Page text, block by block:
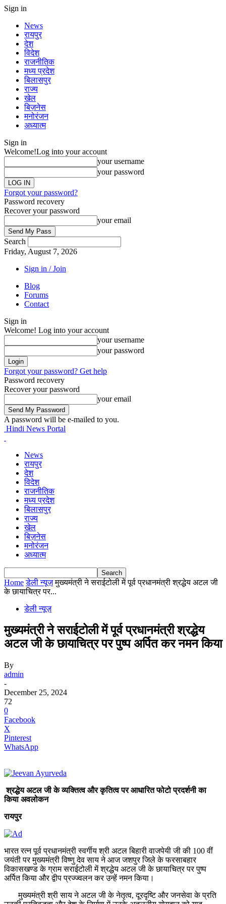
Sign in
News
रायपुर
देश
विदेश
राजनीतिक
मध्य प्रदेश
बिलासपुर
राज्य
खेल
बिज़नेस
मनोरंजन
अध्यात्म
Sign in
Welcome!Log into your account
your username
your password
Forgot your password?
Password recovery
Recover your password
your email
Search
Friday, August 7, 2026
Sign in / Join
Blog
Forums
Contact
Sign in
Welcome! Log into your account
your username
your password
Forgot your password? Get help
Password recovery
Recover your password
your email
A password will be e-mailed to you.
Hindi News Portal
News
रायपुर
देश
विदेश
राजनीतिक
मध्य प्रदेश
बिलासपुर
राज्य
खेल
बिज़नेस
मनोरंजन
अध्यात्म
Home डेली न्यूज़ मुख्यमंत्री ने सराईटोली में पूर्व प्रधानमंत्री श्रद्धेय अटल जी
के छायाचित्र पर...
डेली न्यूज़
मुख्यमंत्री ने सराईटोली में पूर्व प्रधानमंत्री श्रद्धेय
अटल जी के छायाचित्र पर पुष्प अर्पित कर नमन किया
By
admin
-
December 25, 2024
72
0
Facebook
X
Pinterest
WhatsApp
श्रद्धेय अटल जी के व्यक्तित्व और कृतित्व पर आधारित फोटो प्रदर्शनी का
किया अवलोकन
रायपुर
भारत रत्न पूर्व प्रधानमंत्री स्वर्गीय श्री अटल बिहारी वाजपेयी जी की 100 वीं
जयंती पर मुख्यमंत्री विष्णु देव साय ने आज जशपुर जिले के फरसाबहार
विकासखण्ड के ग्राम सराईटोली में श्रद्धेय अटल जी के छायाचित्र पर पुष्प
अर्पित किया और द्वीप प्रज्ज्वलन कर उन्हें नमन किया।
मुख्यमंत्री श्री साय ने अटल जी के नेतृत्व, दूरदृष्टि और जनसेवा के प्रति